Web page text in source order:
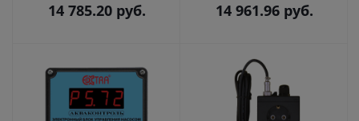
14 785.20руб. 14 961.96руб.